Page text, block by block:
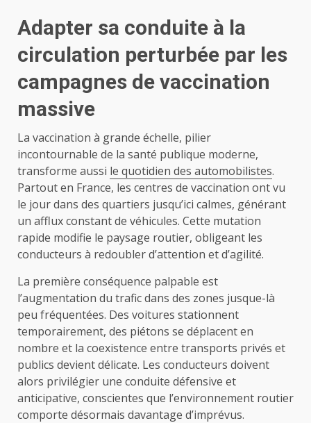
Adapter sa conduite à la
circulation perturbée par les
campagnes de vaccination
massive
La vaccination à grande échelle, pilier
incontournable de la santé publique moderne,
transforme aussi le quotidien des automobilistes.
Partout en France, les centres de vaccination ont vu
le jour dans des quartiers jusqu’ici calmes, générant
un afflux constant de véhicules. Cette mutation
rapide modifie le paysage routier, obligeant les
conducteurs à redoubler d’attention et d’agilité.
La première conséquence palpable est
l’augmentation du trafic dans des zones jusque-là
peu fréquentées. Des voitures stationnent
temporairement, des piétons se déplacent en
nombre et la coexistence entre transports privés et
publics devient délicate. Les conducteurs doivent
alors privilégier une conduite défensive et
anticipative, conscientes que l’environnement routier
comporte désormais davantage d’imprévus.